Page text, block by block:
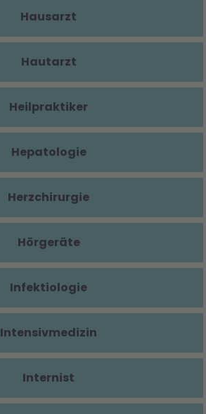
Hausarzt
Hautarzt
Heilpraktiker
Hepatologie
Herzchirurgie
Hörgeräte
Infektiologie
Intensivmedizin
Internist